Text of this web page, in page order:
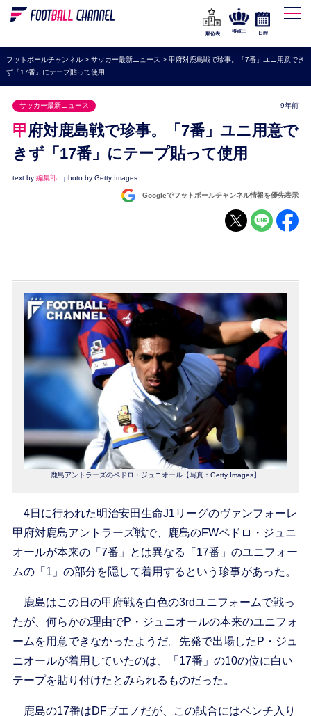
WEリーグ
海外サッカー
プレミアリーグ
ラ・リーガ
セリエA
ブンデスリーガ
UEFA
ナショナルチーム
順位表
得点王 日程
フットボールチャンネル> サッカー最新ニュース > 甲府対鹿島戦で珍事。「7番」ユニ用意でき
ず「17番」にテープ貼って使用
サッカー最新ニュース 9年前
甲府対鹿島戦で珍事。「7番」ユニ用意で
きず「17番」にテープ貼って使用
text by 編集部 photo by Getty Images
Googleでフットボールチャンネル情報を優先表示
鹿島アントラーズのペドロ・ジュニオール【写真：Getty Images】
4日に行われた明治安田生命J1リーグのヴァンフォーレ
甲府対鹿島アントラーズ戦で、鹿島のFWペドロ・ジュニ
オールが本来の「7番」とは異なる「17番」のユニフォー
ムの「1」の部分を隠して着用するという珍事があった。
鹿島はこの日の甲府戦を白色の3rdユニフォームで戦っ
たが、何らかの理由でP・ジュニオールの本来のユニフォ
ームを用意できなかったようだ。先発で出場したP・ジュ
ニオールが着用していたのは、「17番」の10の位に白い
テープを貼り付けたとみられるものだった。
鹿島の17番はDFブエノだが、この試合にはベンチ入り